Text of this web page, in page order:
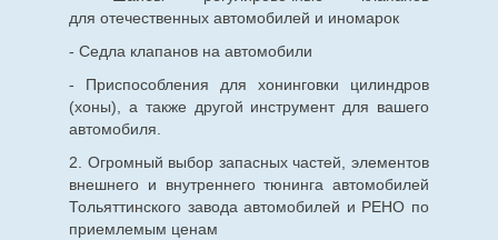
для отечественныхавтомобилей и иномарок
- Седла клапанов на автомобили
- Приспособления для хонинговки цилиндров
(хоны), а также другой инструмент для вашего
автомобиля.
2. Огромный выбор запасных частей, элементов
внешнего и внутреннего тюнинга автомобилей
Тольяттинского завода автомобилей и РЕНО по
приемлемым ценам